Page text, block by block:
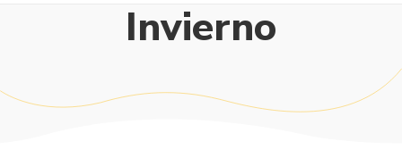
Invierno